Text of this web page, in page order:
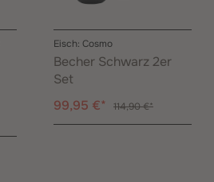
Eisch: Cosmo
Becher Schwarz 2er
Set
99,95 €*
114,90 €*